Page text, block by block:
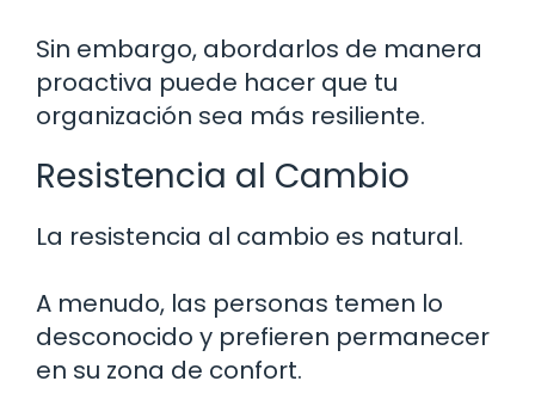
Sin embargo, abordarlos de manera
proactiva puede hacer que tu
organización sea más resiliente.
Resistencia al Cambio
La resistencia al cambio es natural.
A menudo, las personas temen lo
desconocido y prefieren permanecer
en su zona de confort.